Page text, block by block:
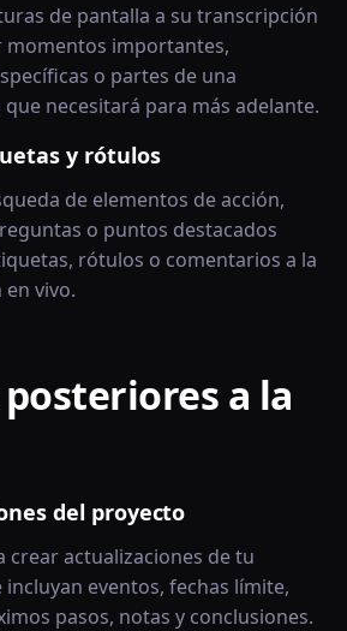
de pantalla a su transcripción
momentos importantes,
o partes de una
necesitará para más adelante.
y rótulos
de elementos de acción,
o puntos destacados
rótulos o comentarios a la
vivo.
a la
del proyecto
crear actualizaciones de tu
eventos, fechas límite,
pasos, notas y conclusiones.